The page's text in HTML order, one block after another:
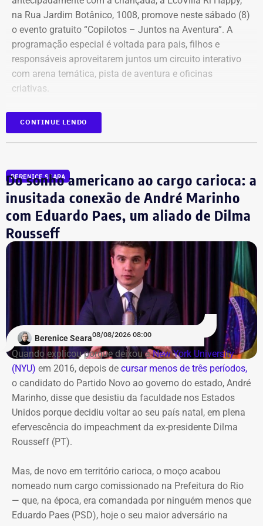
na Rua Jardim Botânico, 1008, promove neste sábado (8)
o evento gratuito “Copilotos – Juntos na Aventura”. A
programação especial é voltada para pais, filhos e
responsáveis aproveitarem juntos um circuito interativo
com arena temática, pista de aventura e oficinas
criativas.
As atividades acontecem das 10h às 18h, divididas em
dois turnos (o primeiro das 10h às 13h e o segundo das
14h às 18h). A participação e a entrada são gratuitas,
prévio no local para garantir a brincadeira da garotada.
FliSamba celebra a cultura negra e
homenageia Teresa Cristina no
Centro
A região da Pequena África recebe neste sábado (8), a
partir das 14h, a 5ª edição da FliSamba. O evento ocupa
a Casa Savana, na Rua Camerino, 162, Centro. A
programação gratuita reúne shows, feira de
empreendedorismo, lançamentos de livros e debates
sobre carnaval e memória
O destaque musical fica por conta das apresentações de
Marina Iris e do tradicional grupo Terreiro de Crioulo, além
de homenagens emocionantes a Teresa Cristina, Milton
Manhães e ao mestre Candeia. A entrada é franca e com
classificação livre.
CONTINUE LENDO
BERENICE SEARA
Do sonho americano ao cargo carioca: a
inusitada conexão de André Marinho
com Eduardo Paes, um aliado de Dilma
Rousseff
Berenice Seara08/08/2026 08:00
Quando explicou porque deixou aNew York University
(NYU) em 2016, depois de cursar menos de três períodos,
o candidato do Partido Novo ao governo do estado, André
Marinho, disse que desistiu da faculdade nos Estados
Unidos porque decidiu voltar ao seu país natal, em plena
efervescência do impeachment da ex-presidente Dilma
Rousseff (PT).
Mas, de novo em território carioca, o moço acabou
nomeado num cargo comissionado na Prefeitura do Rio
— que, na época, era comandada por ninguém menos que
Eduardo Paes (PSD), hoje o seu maior adversário na